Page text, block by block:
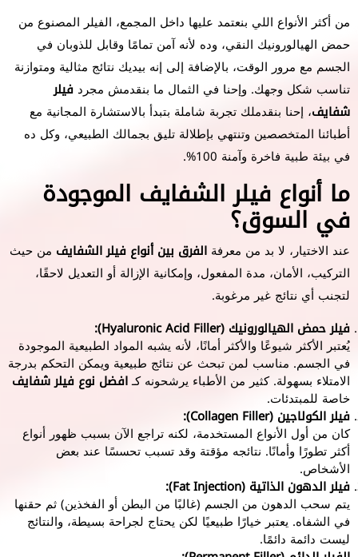
من أكثر الأنواع اللي بنعتمد عليها داخل المجمع، الفيلر المصنوع من
حمض الهيالورونيك النقي، وده لأنه آمن تمامًا وقابل للذوبان في
الجسم مع مرور الوقت، بالإضافة إلى إنه بيديك نتائج مثالية ومتوازنة
تناسب شكل وجهك. وإحنا في الثمال ما بنقدمش مجرد فيلر
شفايف، إحنا بنقدملك تجربة شاملة بتبدأ بالاستشارة المجانية مع
أطبائنا المتخصصين وتنتهي بإطلالة تليق بجمالك الطبيعي، وكل ده
في بيئة طبية فاخرة وآمنة 100%.
ما أنواع فيلر الشفايف الموجودة
في السوق؟
عند الاختيار، لا بد من معرفة الفرق بين أنواع فيلر الشفايف من حيث
التركيب، الأمان، مدة المفعول، وإمكانية الإزالة أو التعديل لاحقًا،
لتجنب أي نتائج غير مرغوبة.
فيلر حمض الهيالورونيك (Hyaluronic Acid Filler):
يُعتبر الأكثر شيوعًا والأكثر أمانًا، لأنه يشبه المواد الطبيعية الموجودة
في الجسم. مناسب لمن تبحث عن نتائج طبيعية ويمكن التحكم بدرجة
الامتلاء بسهولة. كثير من الأطباء يرشحونه كـافضل نوع فيلر شفايف
خاصة للمبتدئات.
فيلر الكولاجين (Collagen Filler):
كان من أول الأنواع المستخدمة، لكنه تراجع الآن بسبب ظهور أنواع
أكثر تطورًا وأمانًا. نتائجه مؤقتة وقد تسبب تحسسًا عند بعض
الأشخاص.
فيلر الدهون الذاتية (Fat Injection):
يتم سحب الدهون من الجسم (غالبًا من البطن أو الفخذين) ثم حقنها
في الشفاه. يعتبر خيارًا طبيعيًا لكن يحتاج لجراحة بسيطة، والنتائج
ليست دائمة دائمًا.